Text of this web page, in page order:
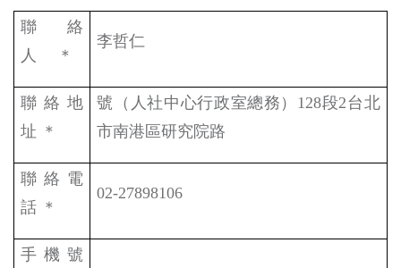
聯絡
人 ＊
李哲仁
聯絡地
址 ＊
號（人社中心行政室總務） 128段2台北
市南港區研究院路
聯絡電
話 ＊
02-27898106
手機號